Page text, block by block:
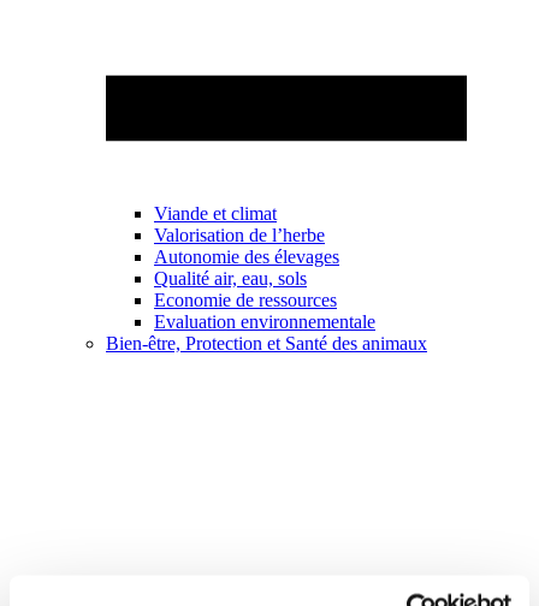
Viande et climat
Valorisation de l’herbe
Autonomie des élevages
Qualité air, eau, sols
Economie de ressources
Evaluation environnementale
Bien-être, Protection et Santé des animaux